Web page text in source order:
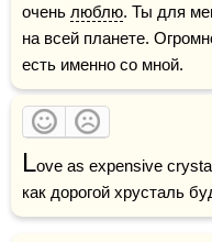
очень люблю. Ты для
на всей планете.
есть именно со мной.
Love as expensive
как дорогой хрусталь